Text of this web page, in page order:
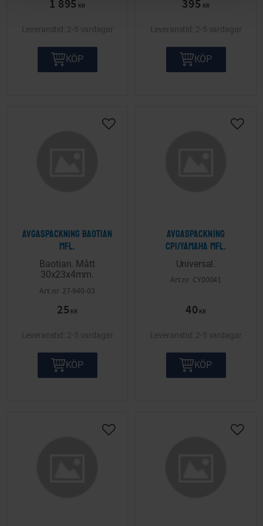
1 895 KR
2-5 vardagar
KÖP
395 KR
2-5 vardagar
KÖP
Avgaspackning Baotian
mfl.
Baotian. Mått
30x23x4mm.
27-940-03
25 KR
Lägg till i önskelista
2-5 vardagar
KÖP
Avgaspackning
CPI/Yamaha mfl.
Universal.
CY00041
40 KR
Lägg
2-5 vardagar
KÖP
Lägg till i önskelista Lägg